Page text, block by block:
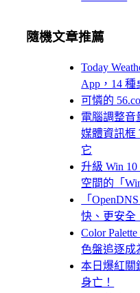
隨機文章推薦
Today
App，14 種
可憐的
電腦調整音
媒體資訊框
它
升級 Win
空間的「
「
快、更安全
Color
色盤追逐成
本日爆紅關
身亡！